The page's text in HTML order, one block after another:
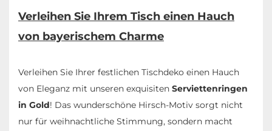
Verleihen Sie Ihrem Tisch einen Hauch
von bayerischem Charme
Verleihen Sie Ihrer festlichen Tischdeko einen Hauch
von Eleganz mit unseren exquisiten Serviettenringen
in Gold! Das wunderschöne Hirsch-Motiv sorgt nicht
nur für weihnachtliche Stimmung, sondern macht